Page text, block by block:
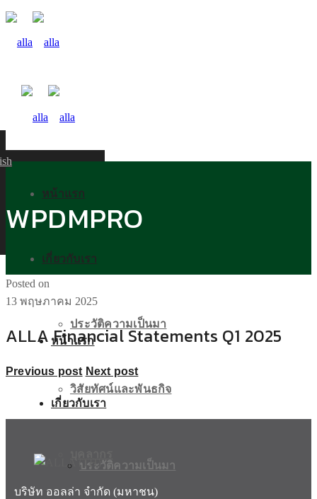
หน้าแรก
เกี่ยวกับเรา
ประวัติความเป็นมา
หน้าแรก
เกี่ยวกับเรา
ประวัติความเป็นมา
วิสัยทัศน์และพันธกิจ
WPDMPRO
Posted on
13 พฤษภาคม 2025
ALLA Financial Statements Q1 2025
Previous post Next post
บริษัท ออลล่า จำกัด (มหาชน)